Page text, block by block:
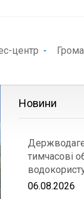
центр
Новини
тимчасові
06.08.2026